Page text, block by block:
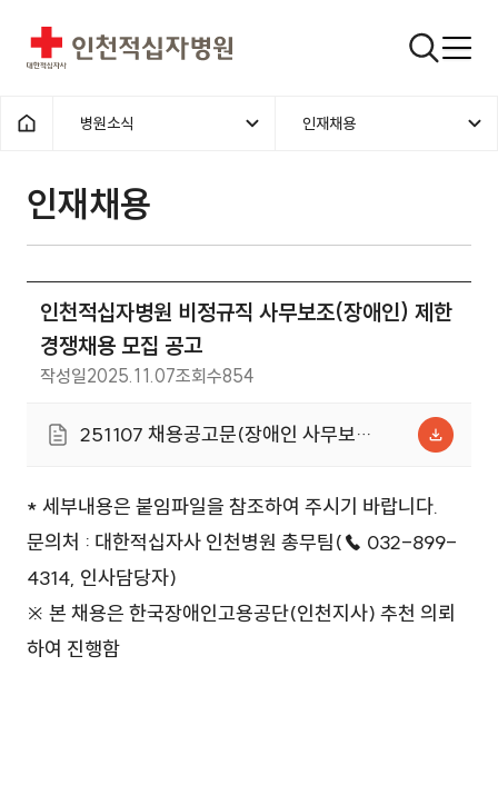
인천적십자병원 검색창
홈으로
병원소식 인재채용
인재채용
인천적십자병원 비정규직 사무보조(장애인) 제한
경쟁채용 모집 공고
작성일2025.11.07조회수854
251107 채용공고문(장애인 사무보
* 세부내용은 붙임파일을 참조하여 주시기 바랍니다.
문의처 : 대한적십자사 인천병원 총무팀(☎ 032-899-
4314, 인사담당자)
※ 본 채용은 한국장애인고용공단(인천지사) 추천 의뢰
하여 진행함